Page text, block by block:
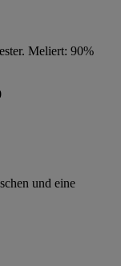
Meliert: 90%
und eine